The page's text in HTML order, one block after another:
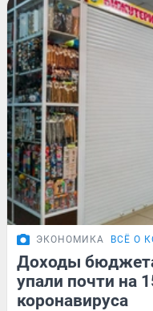
ЭКОНОМИКА ВСЁ О
Доходы
упали почти на
коронавируса